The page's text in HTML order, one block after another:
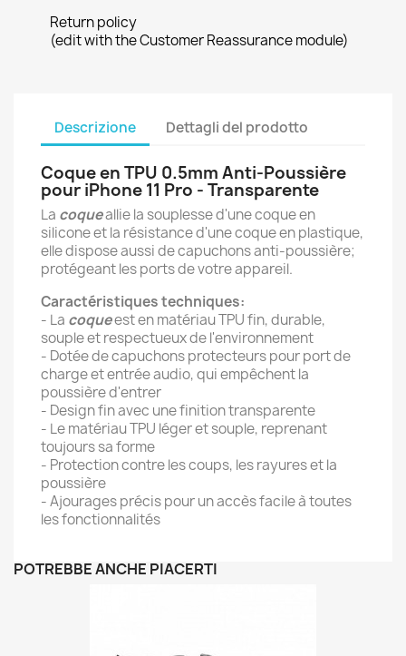
Return policy
(edit with the Customer Reassurance module)
Descrizione Dettagli del prodotto
Coque en TPU 0.5mm Anti-Poussière
pour iPhone 11 Pro - Transparente
La coqueallie la souplesse d'une coque en
silicone et la résistance d'une coque en plastique,
elle dispose aussi de capuchons anti-poussière;
protégeant les ports de votre appareil.
Caractéristiques techniques:
- La coqueest en matériau TPU fin, durable,
souple et respectueux de l'environnement
- Dotée de capuchons protecteurs pour port de
charge et entrée audio, qui empêchent la
poussière d'entrer
- Design fin avec une finition transparente
- Le matériau TPU léger et souple, reprenant
toujours sa forme
- Protection contre les coups, les rayures et la
poussière
- Ajourages précis pour un accès facile à toutes
les fonctionnalités
POTREBBE ANCHE PIACERTI